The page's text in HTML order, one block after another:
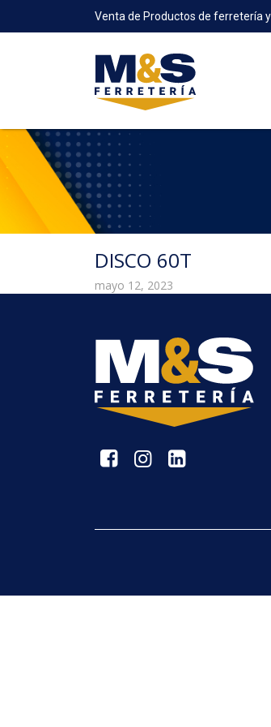
Venta de Productos de ferretería
DISCO 60T
mayo 12, 2023